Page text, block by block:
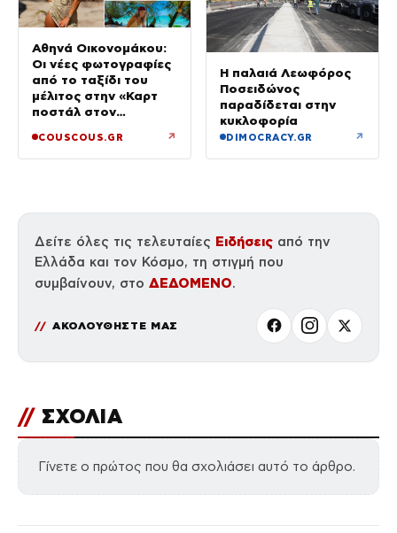
Αθηνά Οικονομάκου:
Οι νέες φωτογραφίες
από το ταξίδι του
μέλιτος στην «Καρτ
ποστάλ στον
COUSCOUS.GR ↗
Η παλαιά Λεωφόρος
Ποσειδώνος
παραδίδεται στην
κυκλοφορία
DIMOCRACY.GR ↗
Δείτε όλες τις τελευταίες Ειδήσεις από την
Ελλάδα και τον Κόσμο, τη στιγμή που
συμβαίνουν, στο ΔΕΔΟΜΕΝΟ.
ΑΚΟΛΟΥΘΗΣΤΕ ΜΑΣ
// ΣΧΟΛΙΑ
Γίνετε ο πρώτος που θα σχολιάσει αυτό το άρθρο.